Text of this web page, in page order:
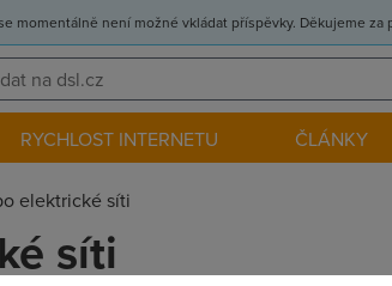
momentálně není možné vkládat příspěvky. Děkujeme za
RYCHLOST INTERNETU ČLÁNKY
elektrické síti
síti